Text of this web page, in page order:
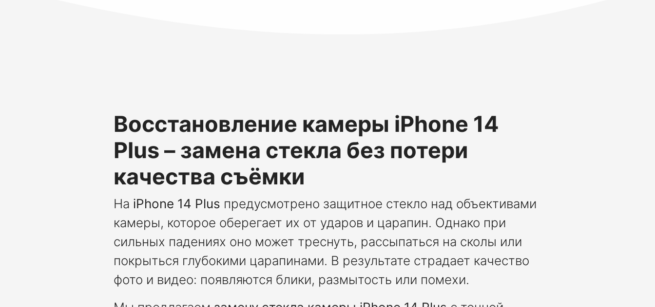
Восстановление камеры iPhone 14
Plus – замена стекла без потери
качества съёмки
На iPhone 14 Plus предусмотрено защитное стекло над объективами
камеры, которое оберегает их от ударов и царапин. Однако при
сильных падениях оно может треснуть, рассыпаться на сколы или
покрыться глубокими царапинами. В результате страдает качество
фото и видео: появляются блики, размытость или помехи.